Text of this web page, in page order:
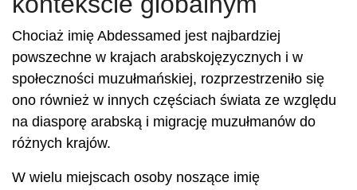
Chociaż imię Abdessamed jest najbardziej
powszechne w krajach arabskojęzycznych i w
społeczności muzułmańskiej, rozprzestrzeniło się
ono również w innych częściach świata ze względu
na diasporę arabską i migrację muzułmanów do
różnych krajów.
W wielu miejscach osoby noszące imię